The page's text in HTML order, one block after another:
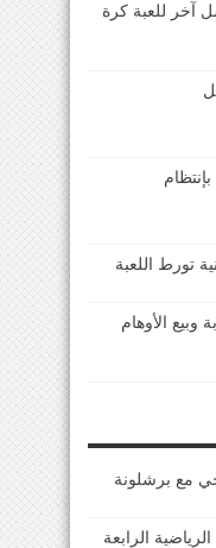
آخر للعبة كرة
تورط اللعبة
وبيع الأوهام
مع برشلونة
الرابعة